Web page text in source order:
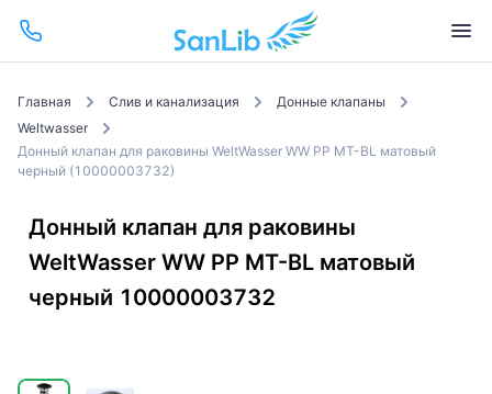
Главная Слив и канализация
Донные клапаны
Weltwasser
Донный клапан для раковины WeltWasser WW PP MT-BL матовый
черный (10000003732)
Донный клапан для раковины
WeltWasser WW PP MT-BL матовый
черный 10000003732